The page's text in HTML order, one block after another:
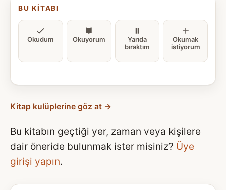
BU KITABI
Okudum Okuyorum
Yarıda
bıraktım
Okumak
istiyorum
Kitap kulüplerine göz at →
Bu kitabın geçtiği yer, zaman veya kişilere
dair öneride bulunmak ister misiniz? Üye
girişi yapın.